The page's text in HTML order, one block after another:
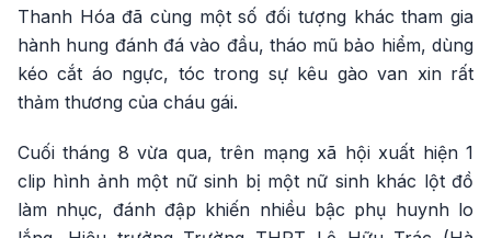
Thanh Hóa đã cùng một số đối tượng khác tham gia
hành hung đánh đá vào đầu, tháo mũ bảo hiểm, dùng
kéo cắt áo ngực, tóc trong sự kêu gào van xin rất
thảm thương của cháu gái.
Cuối tháng 8 vừa qua, trên mạng xã hội xuất hiện 1
clip hình ảnh một nữ sinh bị một nữ sinh khác lột đồ
làm nhục, đánh đập khiến nhiều bậc phụ huynh lo